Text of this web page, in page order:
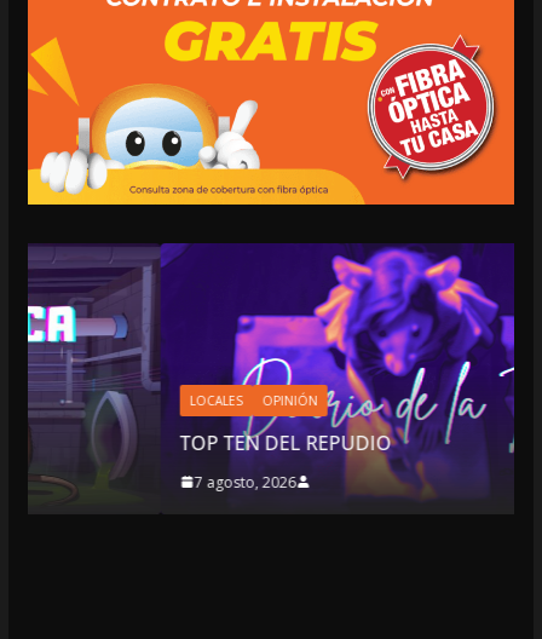
LOCALES OPINIÓN
TOP TEN DEL REPUDIO
7 agosto, 2026